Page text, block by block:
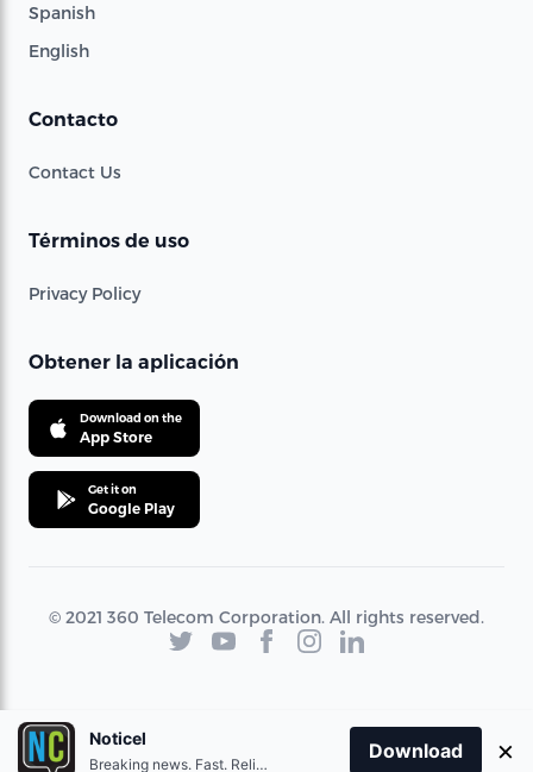
Spanish
English
Contacto
Contact Us
Términos de uso
Privacy Policy
Obtener la aplicación
Download on the
App Store
Get it on
Google Play
© 2021 360 Telecom Corporation. All rights reserved.
Noticel
Breaking news. Fast. Reliable.
Download ×